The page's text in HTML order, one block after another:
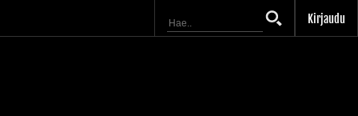
Kirjaudu